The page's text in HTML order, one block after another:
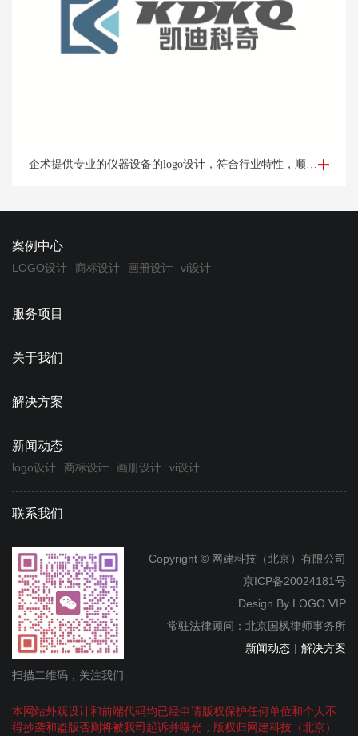
仪器logo设计-设备logo设计凯*科奇案例欣赏
案例中心
LOGO设计 商标设计 画册设计 vi设计
服务项目
关于我们
解决方案
新闻动态
logo设计 商标设计 画册设计 vi设计
联系我们
扫描二维码，关注我们
Copyright © 网建科技（北京）有限公司
京ICP备20024181号
Design By LOGO.VIP
常驻法律顾问：北京国枫律师事务所
新闻动态 | 解决方案
本网站外观设计和前端代码均已经申请版权保护任何单位和个人不
得抄袭和盗版否则将被我司起诉并曝光，版权归网建科技（北京）